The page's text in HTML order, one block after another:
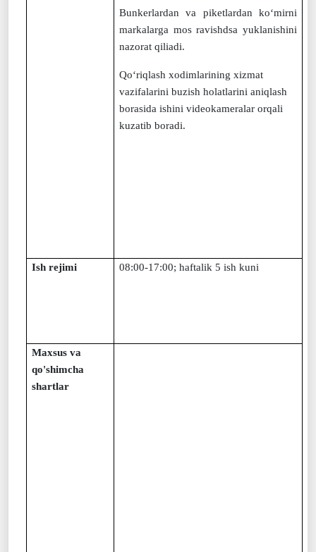
Bunkerlardan va piketlardan ko‘mirni
markalarga mos ravishdsa yuklanishini
nazorat qiliadi.
Qo‘riqlash xodimlarining xizmat
vazifalarini buzish holatlarini aniqlash
borasida ishini videokameralar orqali
kuzatib boradi.
Ish rejimi 08:00-1 7:00; haftalik 5 ish kuni
Maxsus va
qo'shimcha
shartlar